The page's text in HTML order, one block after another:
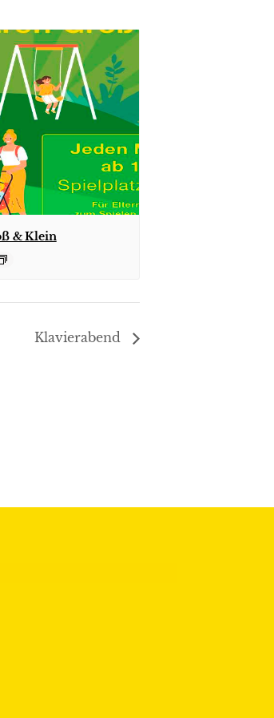
& Klein
Klavierabend